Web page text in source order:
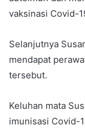
vaksinasi Covid-
Selanjutnya
mendapat
tersebut.
Keluhan mata
imunisasi Covid-